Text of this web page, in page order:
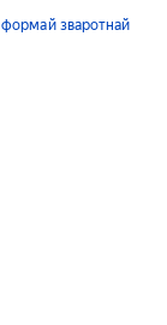
формай зваротнай